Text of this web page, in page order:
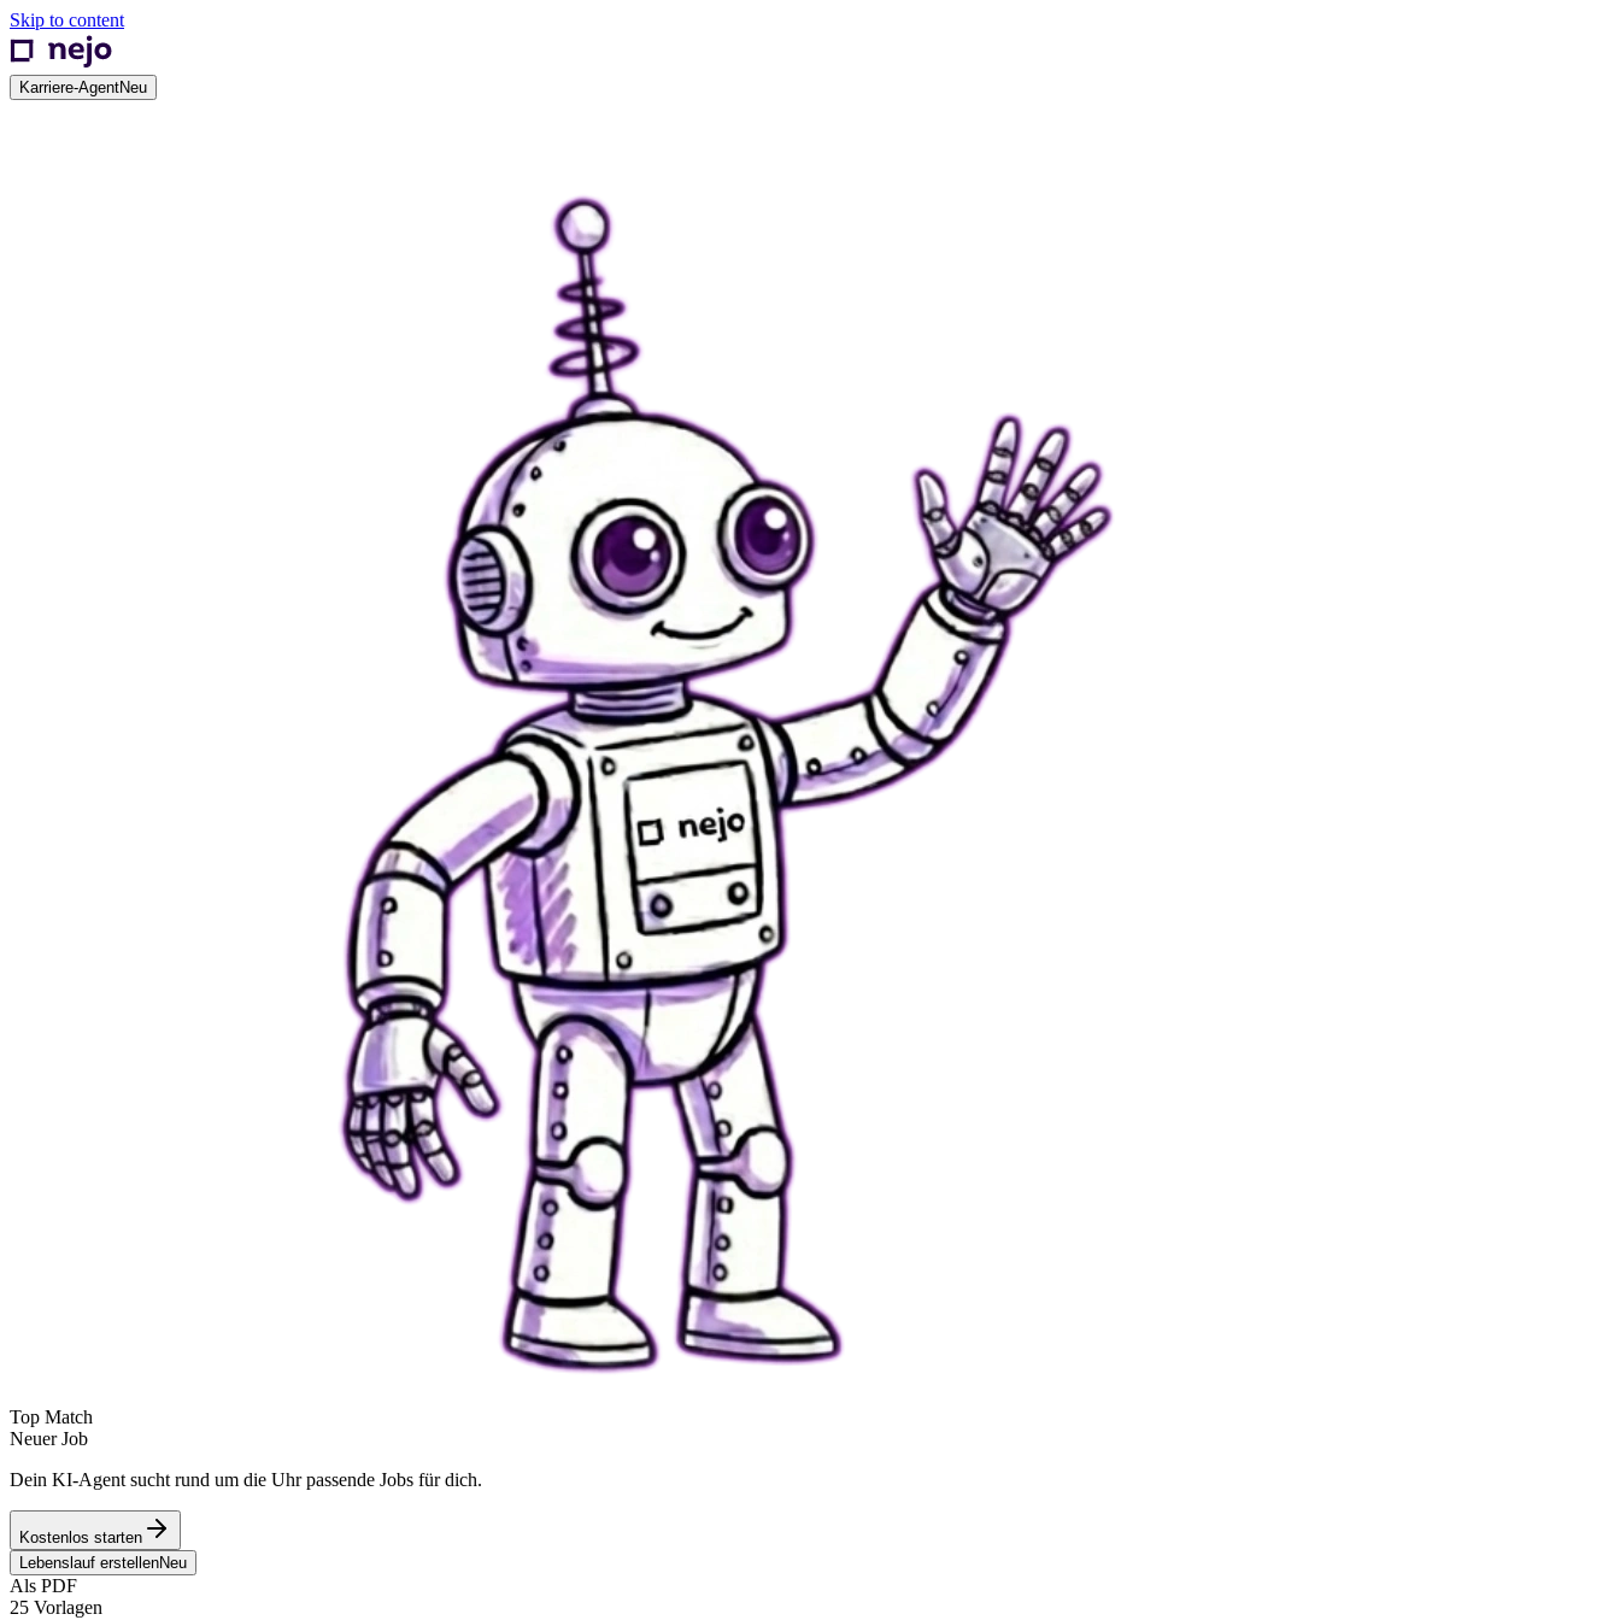
Skip to content
Karriere-AgentNeu
Top Match
Neuer Job
Dein KI-Agent sucht rund um die Uhr passende Jobs für dich.
Kostenlos starten
Lebenslauf erstellenNeu
Als PDF
25 Vorlagen